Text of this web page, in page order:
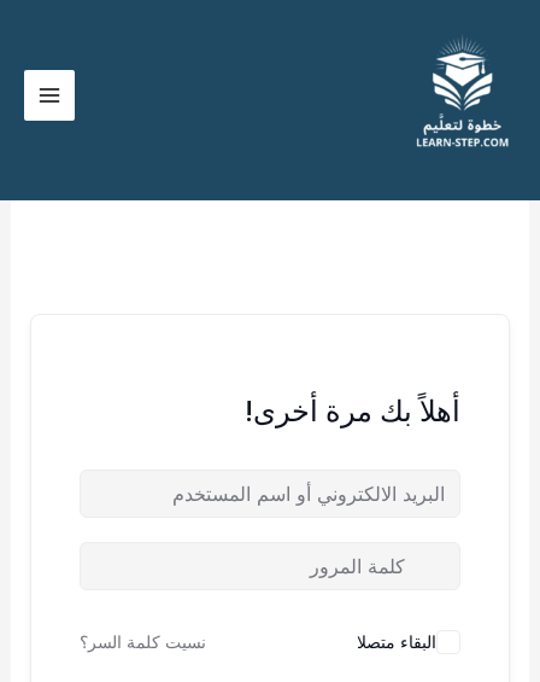
المحتوى
أهلاً بك مرة أخرى!
البقاء متصلا نسيت كلمة السر؟